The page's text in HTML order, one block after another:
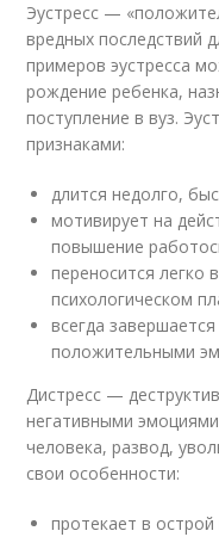
Эустресс —
вредных последствий
примеров эустресса
рождение ребенка,
поступление в вуз.
признаками:
длится недолго,
мотивирует на
повышение
переносится легко
психологическом
всегда
положительными
Дистресс —
негативными
человека, развод,
свои особенности:
протекает в